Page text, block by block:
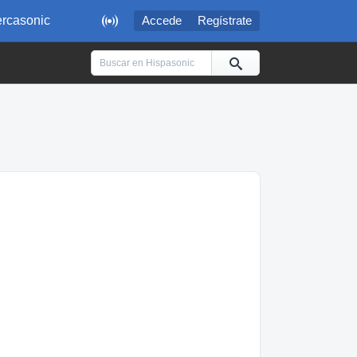
 Accede Regístrate